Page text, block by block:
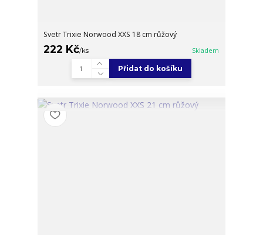
Svetr Trixie Norwood XXS 18 cm růžový
222 Kč/ks Skladem
Přidat do košíku